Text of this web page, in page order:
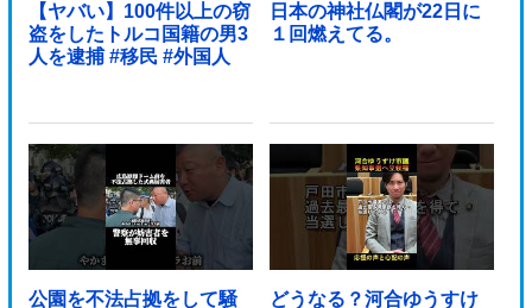
【ヤバい】100件以上の窃
盗をしたトルコ国籍の男3
人を逮捕 #移民 #外国人
日本の神社仏閣が22日に
１回燃えてる。
公園を不法占拠をして騒
どうなる？河合ゆうすけ